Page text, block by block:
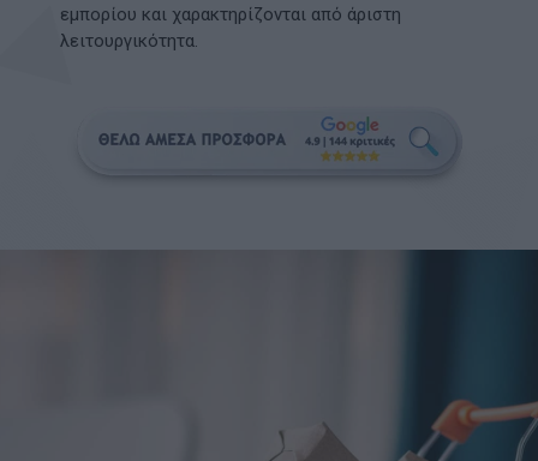
εμπορίου και χαρακτηρίζονται από άριστη
λειτουργικότητα.